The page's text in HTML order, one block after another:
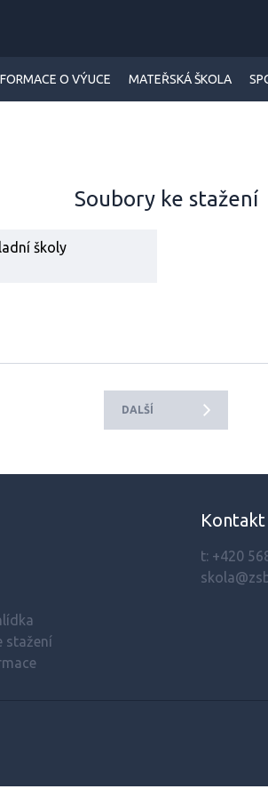
O VÝUCE MATEŘSKÁ ŠKOLA
Soubory ke stažení
školy
DALŠÍ
stažení
Kontakt
t: +420